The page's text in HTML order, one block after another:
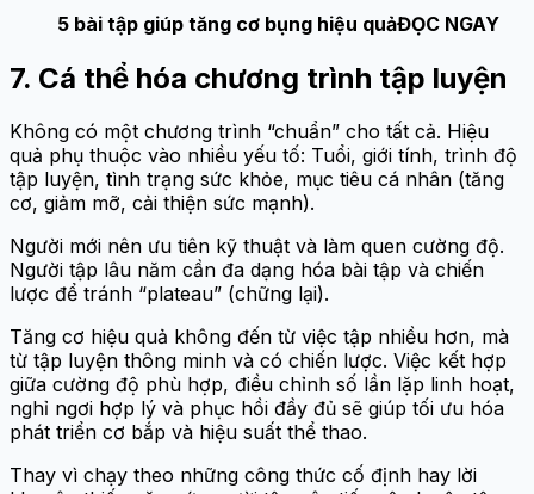
5 bài tập giúp tăng cơ bụng hiệu quảĐỌC NGAY
7. Cá thể hóa chương trình tập luyện
Không có một chương trình “chuẩn” cho tất cả. Hiệu
quả phụ thuộc vào nhiều yếu tố: Tuổi, giới tính, trình độ
tập luyện, tình trạng sức khỏe, mục tiêu cá nhân (tăng
cơ, giảm mỡ, cải thiện sức mạnh).
Người mới nên ưu tiên kỹ thuật và làm quen cường độ.
Người tập lâu năm cần đa dạng hóa bài tập và chiến
lược để tránh “plateau” (chững lại).
Tăng cơ hiệu quả không đến từ việc tập nhiều hơn, mà
từ tập luyện thông minh và có chiến lược. Việc kết hợp
giữa cường độ phù hợp, điều chỉnh số lần lặp linh hoạt,
nghỉ ngơi hợp lý và phục hồi đầy đủ sẽ giúp tối ưu hóa
phát triển cơ bắp và hiệu suất thể thao.
Thay vì chạy theo những công thức cố định hay lời